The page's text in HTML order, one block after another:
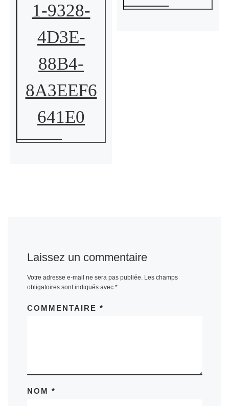
1-9328-
4D3E-
88B4-
8A3EEF6
641E0
Laissez un commentaire
Votre adresse e-mail ne sera pas publiée. Les champs
obligatoires sont indiqués avec *
COMMENTAIRE *
NOM *